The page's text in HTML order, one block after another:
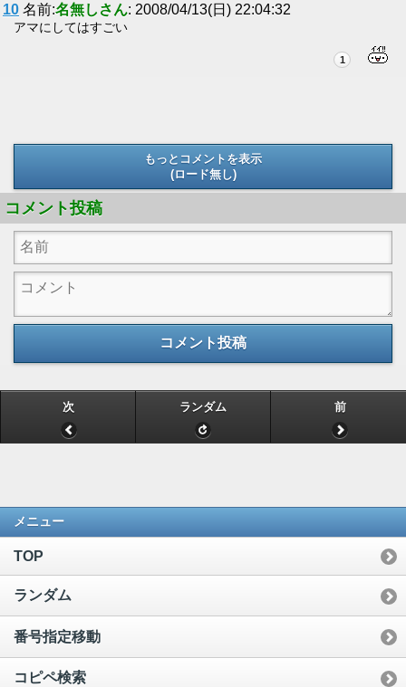
10 名前:名無しさん: 2008/04/13(日) 22:04:32
アマにしてはすごい
1
もっとコメントを表示
(ロード無し)
コメント投稿
コメント投稿
次 ランダム 前
メニュー
TOP
ランダム
番号指定移動
コピペ検索